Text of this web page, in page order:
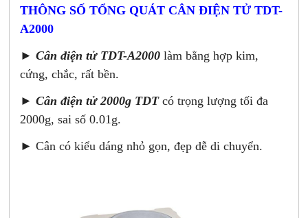
THÔNG SỐ TỔNG QUÁT CÂN ĐIỆN TỬ TDT-
A2000
► Cân điện tử TDT-A2000 làm bằng hợp kim,
cứng, chắc, rất bền.
►Cân điện tử 2000g TDT có trọng lượng tối đa
2000g, sai số 0.01g.
► Cân có kiểu dáng nhỏ gọn, đẹp dễ di chuyển.